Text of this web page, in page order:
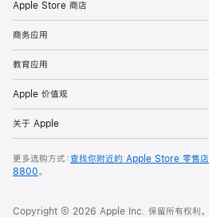
Apple Store 商店
商务应用
教育应用
Apple 价值观
关于 Apple
更多选购方式：查找你附近的 Apple Store 零售店
8800。
Copyright © 2026 Apple Inc. 保留所有权利。